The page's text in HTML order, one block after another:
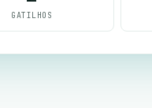
GATILHOS